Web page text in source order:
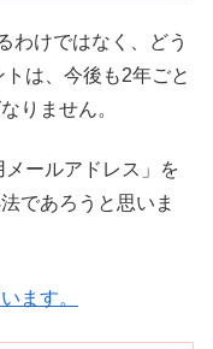
わけではなく、どう
は、今後も2年ごと
りません。
ールアドレス」を
であろうと思いま
ます。